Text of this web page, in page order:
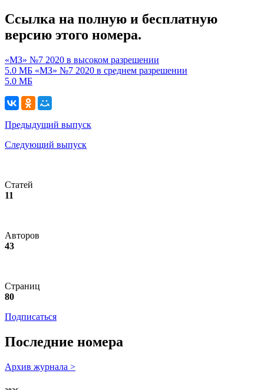
Ссылка на полную и бесплатную
версию этого номера.
«МЗ» №7 2020 в высоком разрешении
5.0 МБ «МЗ» №7 2020 в среднем разрешении
5.0 МБ
Предыдущий выпуск
Следующий выпуск
Статей
11
Авторов
43
Страниц
80
Подписаться
Последние номера
Архив журнала >